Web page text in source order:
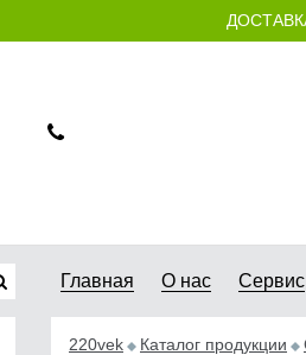
Главная О нас Сервис
220vek Каталог продукции